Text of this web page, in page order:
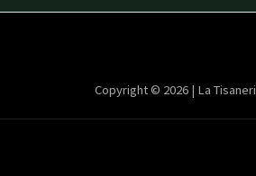
Copyright © 2026 | La